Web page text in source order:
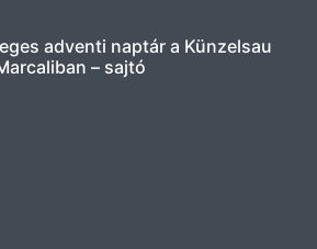
adventi naptár a Künzelsau
– sajtó